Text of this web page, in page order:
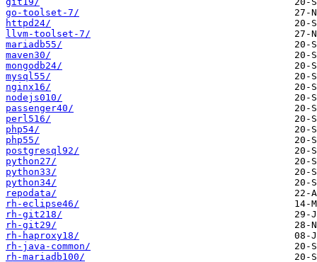
go-toolset-7/
httpd24/
llvm-toolset-7/
mariadb55/
maven30/
mongodb24/
mysql55/
nginx16/
nodejs010/
passenger40/
perl516/
php54/
php55/
postgresql92/
python27/
python33/
python34/
repodata/
rh-eclipse46/
rh-git218/
rh-git29/
rh-haproxy18/
rh-java-common/
rh-mariadb100/